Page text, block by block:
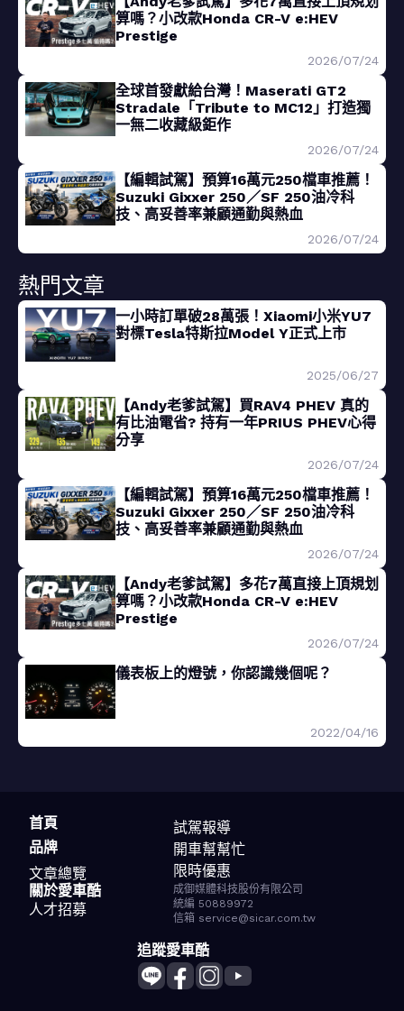
算嗎？小改款Honda CR-V e:HEV
Prestige
2026/07/24
全球首發獻給台灣！Maserati GT2
Stradale「Tribute to MC12」打造獨
一無二收藏級鉅作
2026/07/24
【編輯試駕】預算16萬元250檔車推薦！
Suzuki Gixxer 250／SF 250油冷科
技、高妥善率兼顧通勤與熱血
2026/07/24
熱門文章
一小時訂單破28萬張！Xiaomi小米YU7
對標Tesla特斯拉Model Y正式上市
2025/06/27
【Andy老爹試駕】買RAV4 PHEV 真的
有比油電省? 持有一年PRIUS PHEV心得
分享
2026/07/24
【編輯試駕】預算16萬元250檔車推薦！
Suzuki Gixxer 250／SF 250油冷科
技、高妥善率兼顧通勤與熱血
2026/07/24
【Andy老爹試駕】多花7萬直接上頂規划
算嗎？小改款Honda CR-V e:HEV
Prestige
2026/07/24
儀表板上的燈號，你認識幾個呢？
2022/04/16
首頁
品牌
文章總覽
試駕報導
開車幫幫忙
限時優惠
關於愛車酷
人才招募
成御媒體科技股份有限公司
統編 50889972
信箱 service@sicar.com.tw
追蹤愛車酷